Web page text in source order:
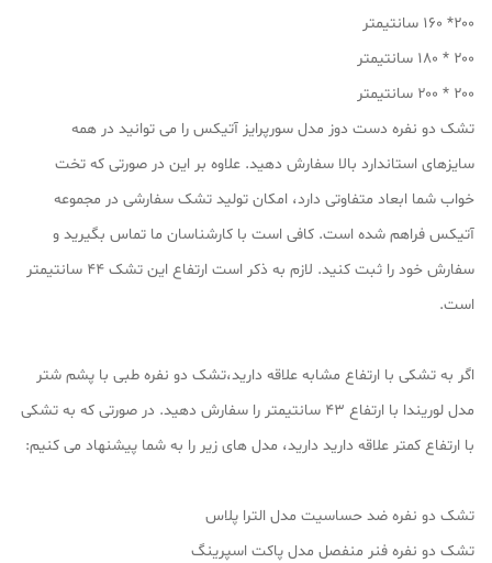
۲۰۰* ۱۶۰ سانتیمتر
۲۰۰ * ۱۸۰ سانتیمتر
۲۰۰ * ۲۰۰ سانتیمتر
تشک دو نفره دست دوز مدل سورپرایز آتیکس را می توانید در همه
سایزهای استاندارد بالا سفارش دهید. علاوه بر این در صورتی که تخت
خواب شما ابعاد متفاوتی دارد، امکان تولید تشک سفارشی در مجموعه
آتیکس فراهم شده است. کافی است با کارشناسان ما تماس بگیرید و
سفارش خود را ثبت کنید. لازم به ذکر است ارتفاع این تشک ۴۴ سانتیمتر
است.
اگر به تشکی با ارتفاع مشابه علاقه دارید،تشک دو نفره طبی با پشم شتر
مدل لوریندا با ارتفاع ۴۳ سانتیمتر را سفارش دهید. در صورتی که به تشکی
با ارتفاع کمتر علاقه دارید دارید، مدل های زیر را به شما پیشنهاد می کنیم:
تشک دو نفره ضد حساسیت مدل الترا پلاس
تشک دو نفره فنر منفصل مدل پاکت اسپرینگ